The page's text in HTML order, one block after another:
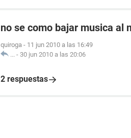
no se como bajar musica al
quiroga - 11 jun 2010 a las 16:49
... - 30 jun 2010 a las 20:06
2 respuestas